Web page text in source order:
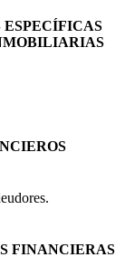
FINANCIERAS